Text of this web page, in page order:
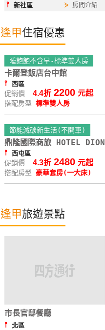
⫯新社區 ⋟ 房間介紹
逢甲住宿優惠
睡飽飽不含早-標準雙人房
卡爾登飯店台中館
⫯ 西區
促銷價 4.4折 2200 元起
搭配房型 標準雙人房
節能減碳新生活(不開車)
鼎隆國際商旅 HOTEL DION
⫯ 西屯區
促銷價 4.3折 2480 元起
搭配房型 豪華套房(一大床)
逢甲旅遊景點
市長官邸餐廳
⫯ 北區